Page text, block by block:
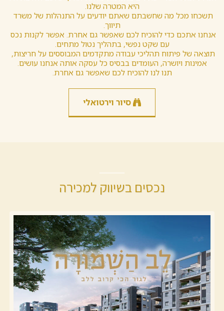
היא המטרה שלנו.
תשכחו מכל מה שחשבתם שאתם יודעים על התנהלות של משרד
תיווך.
אנחנו אתכם כדי להוכיח לכם שאפשר גם אחרת. אפשר לקנות נכס
עם שקט נפשי, בתהליך נטול מתחים.
תוצאה של פיתוח תהליכי עבודה מתקדמים המבוססים על חריצות,
אמינות ויושרה, העומדים בבסיס כל עסקה אותה אנחנו עושים.
תנו לנו להוכיח לכם שאפשר גם אחרת.
סיור וירטואלי
נכסים בשיווק למכירה